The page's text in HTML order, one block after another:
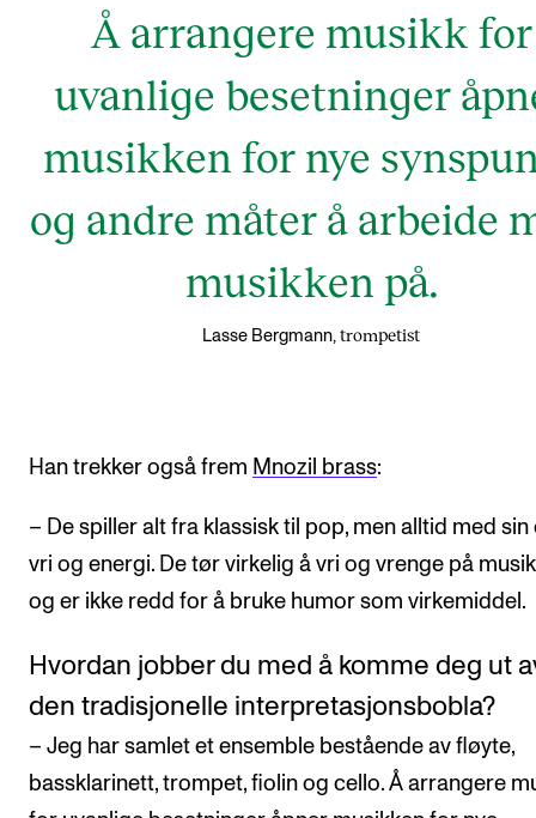
Å arrangere musikk for
uvanlige besetninger
musikken for nye
og andre måter å arbeide
musikken på.
Lasse Bergmann, trompetist
Han trekker også frem Mnozil brass:
– De spiller alt fra klassisk til pop, men alltid med sin
vri og energi. De tør virkelig å vri og vrenge på
og er ikke redd for å bruke humor som virkemiddel.
Hvordan jobber du med å komme deg ut
den tradisjonelle interpretasjonsbobla?
– Jeg har samlet et ensemble bestående av fløyte,
bassklarinett, trompet, fiolin og cello. Å arrangere